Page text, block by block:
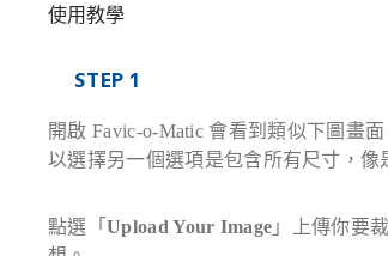
使用教學
STEP 1
開啟 Favic-o-Matic 會看到類似下圖畫
以選擇另一個選項是包含所有尺寸，像
點選「 Upload Your Image 」上傳你要